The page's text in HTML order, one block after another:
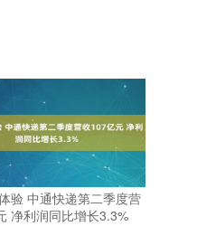
验 中通快递第二季度营
净利润同比增长3.3%